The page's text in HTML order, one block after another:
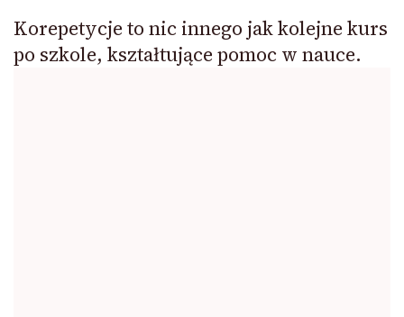
Korepetycje to nic innego jak kolejne kurs
po szkole, kształtujące pomoc w nauce.